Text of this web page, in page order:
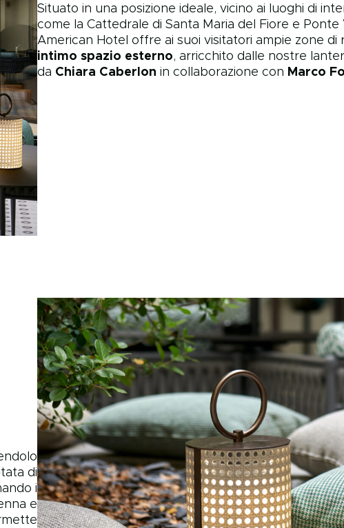
Situato in una posizione ideale, vicino ai luoghi di
come la Cattedrale di Santa Maria del Fiore e Ponte
American Hotel offre ai suoi visitatori ampie zone di
intimo spazio esterno, arricchito dalle nostre
da Chiara Caberlon in collaborazione con Marco
di
i
e